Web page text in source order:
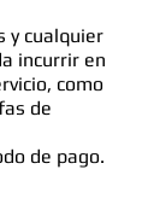
y cualquier
incurrir en
como
de
de pago.